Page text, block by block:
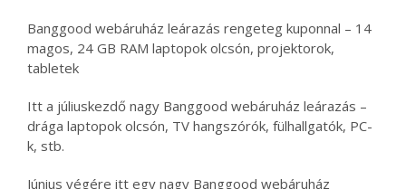
Banggood webáruház leárazás rengeteg kuponnal – 14
magos, 24 GB RAM laptopok olcsón, projektorok,
tabletek
Itt a júliuskezdő nagy Banggood webáruház leárazás –
drága laptopok olcsón, TV hangszórók, fülhallgatók, PC-
k, stb.
Június végére itt egy nagy Banggood webáruház